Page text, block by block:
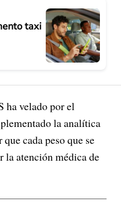
taxi
ha velado por el
la analítica
cada peso que se
la atención médica de